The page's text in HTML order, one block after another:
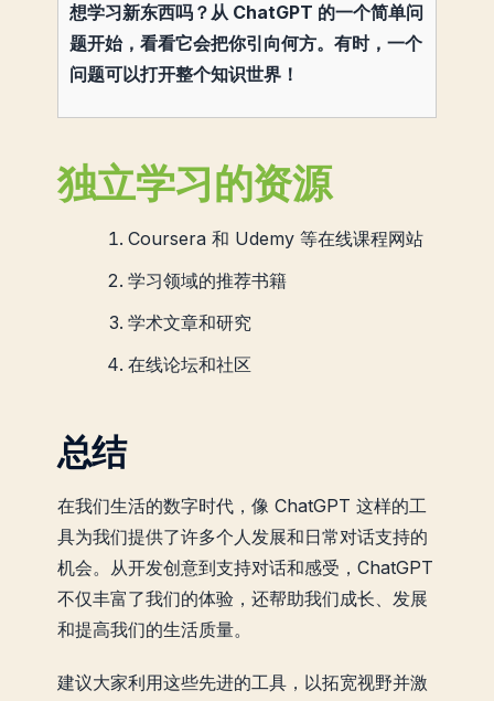
想学习新东西吗？从 ChatGPT 的一个简单问
题开始，看看它会把你引向何方。有时，一个
问题可以打开整个知识世界！
独立学习的资源
Coursera 和 Udemy 等在线课程网站
学习领域的推荐书籍
学术文章和研究
在线论坛和社区
总结
在我们生活的数字时代，像 ChatGPT 这样的工
具为我们提供了许多个人发展和日常对话支持的
机会。从开发创意到支持对话和感受，ChatGPT
不仅丰富了我们的体验，还帮助我们成长、发展
和提高我们的生活质量。
建议大家利用这些先进的工具，以拓宽视野并激